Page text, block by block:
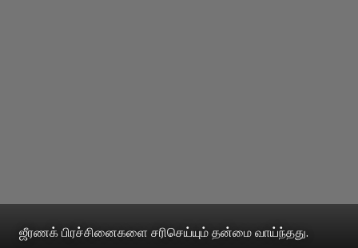
ஜீரணக் பிரச்சினைகளை சரிசெய்யும் தன்மை வாய்ந்தது.